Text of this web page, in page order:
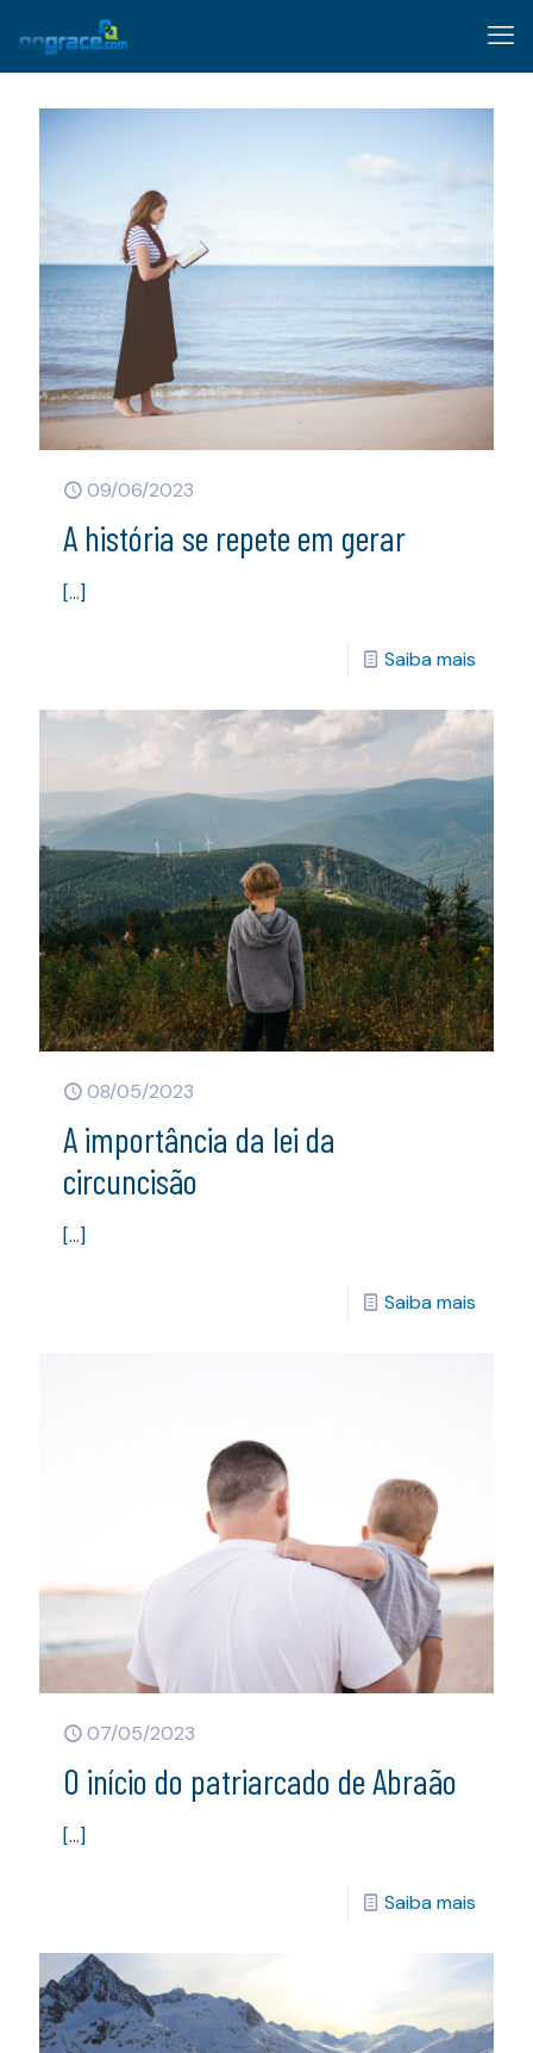
09/06/2023
A história se repete em gerar
[…]
Saiba mais
08/05/2023
A importância da lei da
circuncisão
[…]
Saiba mais
07/05/2023
O início do patriarcado de Abraão
[…]
Saiba mais